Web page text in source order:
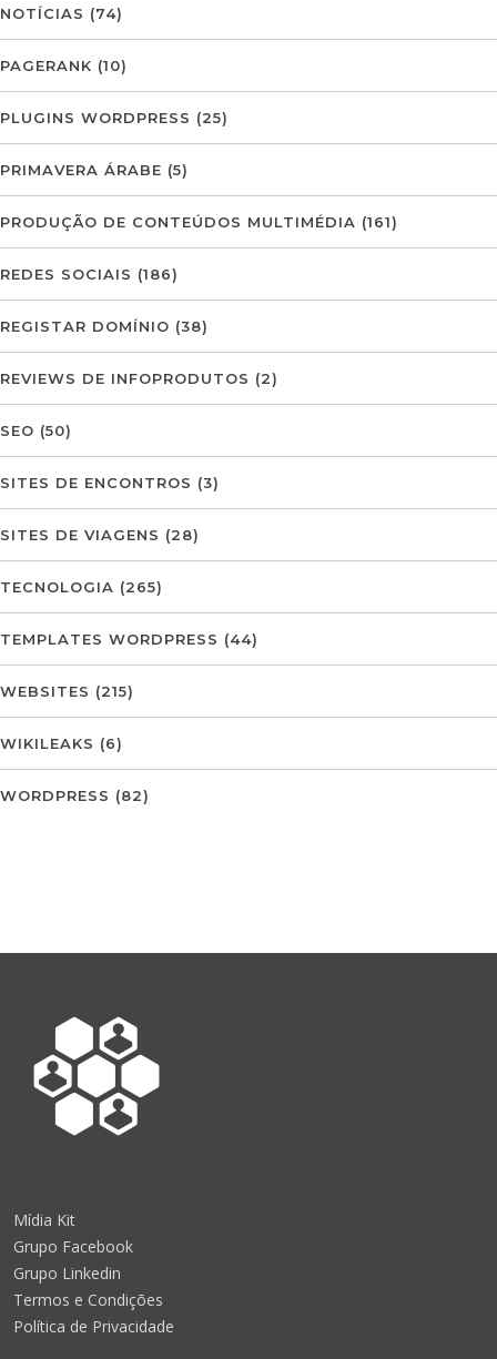
NOTÍCIAS (74)
PAGERANK (10)
PLUGINS WORDPRESS (25)
PRIMAVERA ÁRABE (5)
PRODUÇÃO DE CONTEÚDOS MULTIMÉDIA (161)
REDES SOCIAIS (186)
REGISTAR DOMÍNIO (38)
REVIEWS DE INFOPRODUTOS (2)
SEO (50)
SITES DE ENCONTROS (3)
SITES DE VIAGENS (28)
TECNOLOGIA (265)
TEMPLATES WORDPRESS (44)
WEBSITES (215)
WIKILEAKS (6)
WORDPRESS (82)
Mídia Kit
Grupo Facebook
Grupo Linkedin
Termos e Condições
Política de Privacidade